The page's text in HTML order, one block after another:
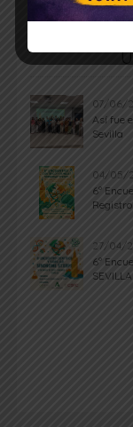
07/06/
Así fue
Sevilla
04/05/
6º
27/04/
6º
SEVILLA